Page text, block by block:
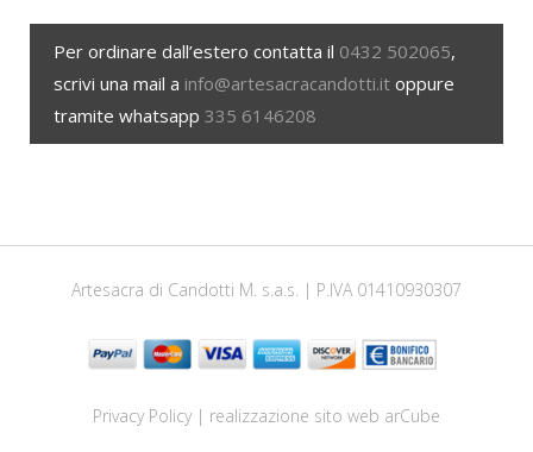
Per ordinare dall’estero contatta il 0432 502065,
scrivi una mail a info@artesacracandotti.it oppure
tramite whatsapp 335 6146208
Artesacra di Candotti M. s.a.s. | P.IVA 01410930307
Privacy Policy| realizzazione sito web arCube